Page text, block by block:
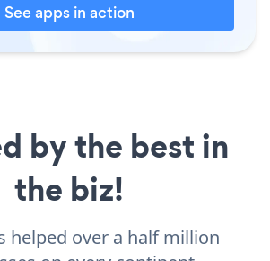
See apps in action
by the best in
the biz!
helped over a half million